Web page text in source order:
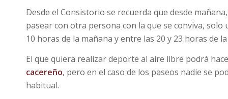
Desde el Consistorio se recuerda que desde
pasear con otra persona con la que se conviva, solo
10 horas de la mañana y entre las 20 y 23 horas de
El que quiera realizar deporte al aire libre podrá
cacereño, pero en el caso de los paseos nadie se
habitual.